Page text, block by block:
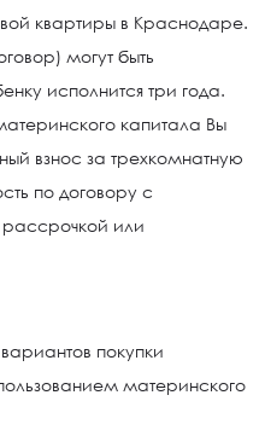
квартиры в Краснодаре.
могут быть
исполнится три года.
капитала Вы
взнос за трехкомнатную
по договору с
или
покупки
материнского